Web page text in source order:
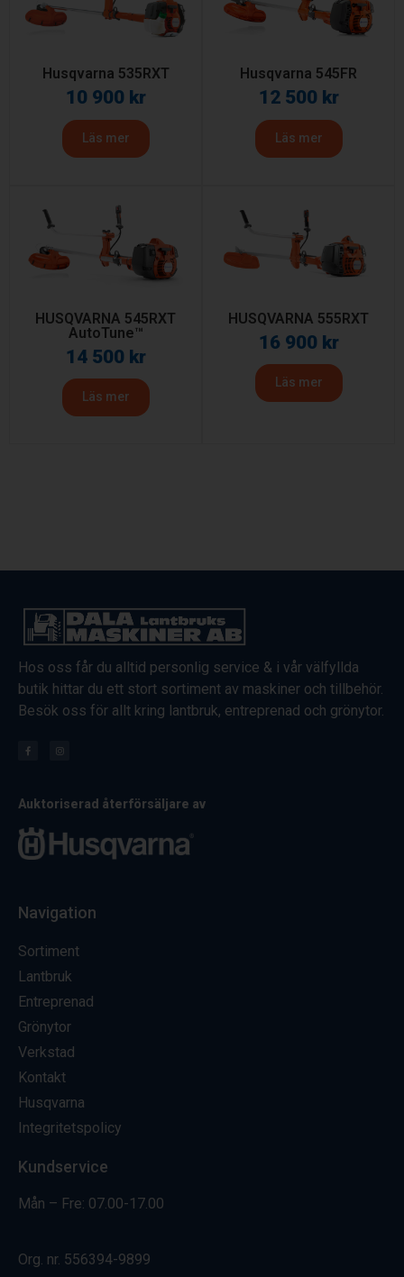
Husqvarna 535RXT
10 900 kr
Läs mer
Husqvarna 545FR
12 500 kr
Läs mer
HUSQVARNA 545RXT
AutoTune™
14 500 kr
Läs mer
HUSQVARNA 555RXT
16 900 kr
Läs mer
Hos oss får du alltid personlig service & i vår välfyllda
butik hittar du ett stort sortiment av maskiner och tillbehör.
Besök oss för allt kring lantbruk, entreprenad och grönytor.
Auktoriserad återförsäljare av
Navigation
Sortiment
Lantbruk
Entreprenad
Grönytor
Verkstad
Kontakt
Husqvarna
Integritetspolicy
Kundservice
Mån – Fre: 07.00-17.00
Org. nr. 556394-9899